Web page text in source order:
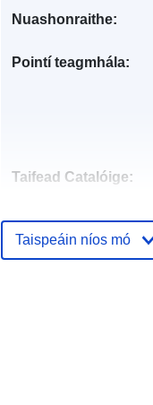
Nuashonraithe:
Pointí teagmhála:
Taifead Catalóige:
Taispeáin níos mó